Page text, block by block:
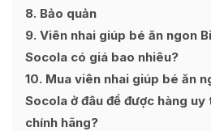
8 Bảo quản
9 Viên nhai giúp bé ăn ngon
Socola có giá bao nhiêu?
10 Mua viên nhai giúp bé ăn
Socola ở đâu để được hàng
chính hãng?